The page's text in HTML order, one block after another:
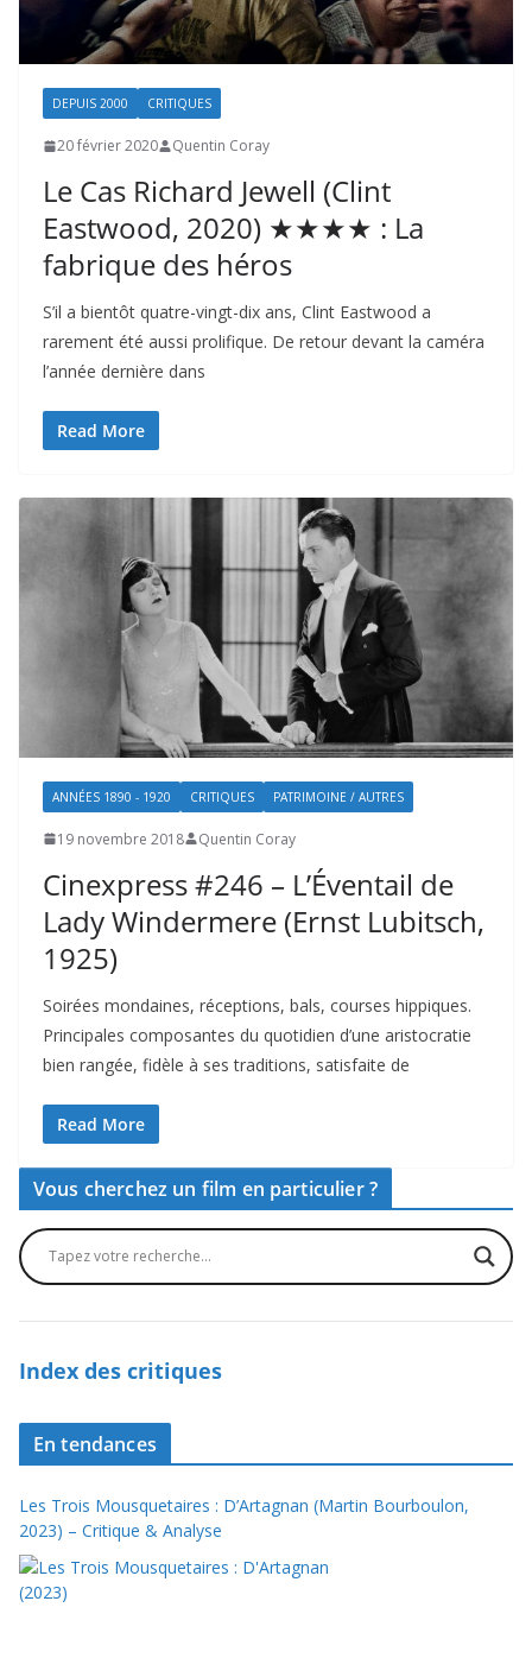
DEPUIS 2000 CRITIQUES
20 février 2020 Quentin Coray
Le Cas Richard Jewell (Clint
Eastwood, 2020) ★★★★ : La
fabrique des héros
S’il a bientôt quatre-vingt-dix ans, Clint Eastwood a
rarement été aussi prolifique. De retour devant la caméra
l’année dernière dans
Read More
ANNÉES 1890 - 1920 CRITIQUES PATRIMOINE / AUTRES
19 novembre 2018 Quentin Coray
Cinexpress #246 – L’Éventail de
Lady Windermere (Ernst Lubitsch,
1925)
Soirées mondaines, réceptions, bals, courses hippiques.
Principales composantes du quotidien d’une aristocratie
bien rangée, fidèle à ses traditions, satisfaite de
Read More
Vous cherchez un film en particulier ?
Index des critiques
En tendances
Les Trois Mousquetaires : D’Artagnan (Martin Bourboulon,
2023) – Critique & Analyse